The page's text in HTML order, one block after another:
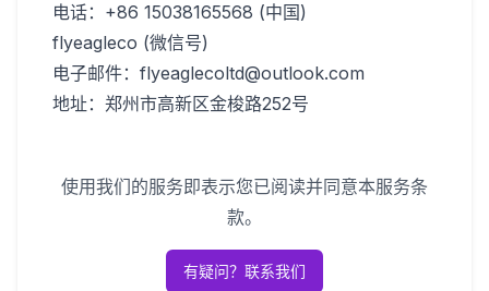
电话：+86 15038165568 (中国)
flyeagleco (微信号)
电子邮件：flyeaglecoltd@outlook.com
地址：郑州市高新区金梭路252号
使用我们的服务即表示您已阅读并同意本服务条
款。
有疑问？联系我们